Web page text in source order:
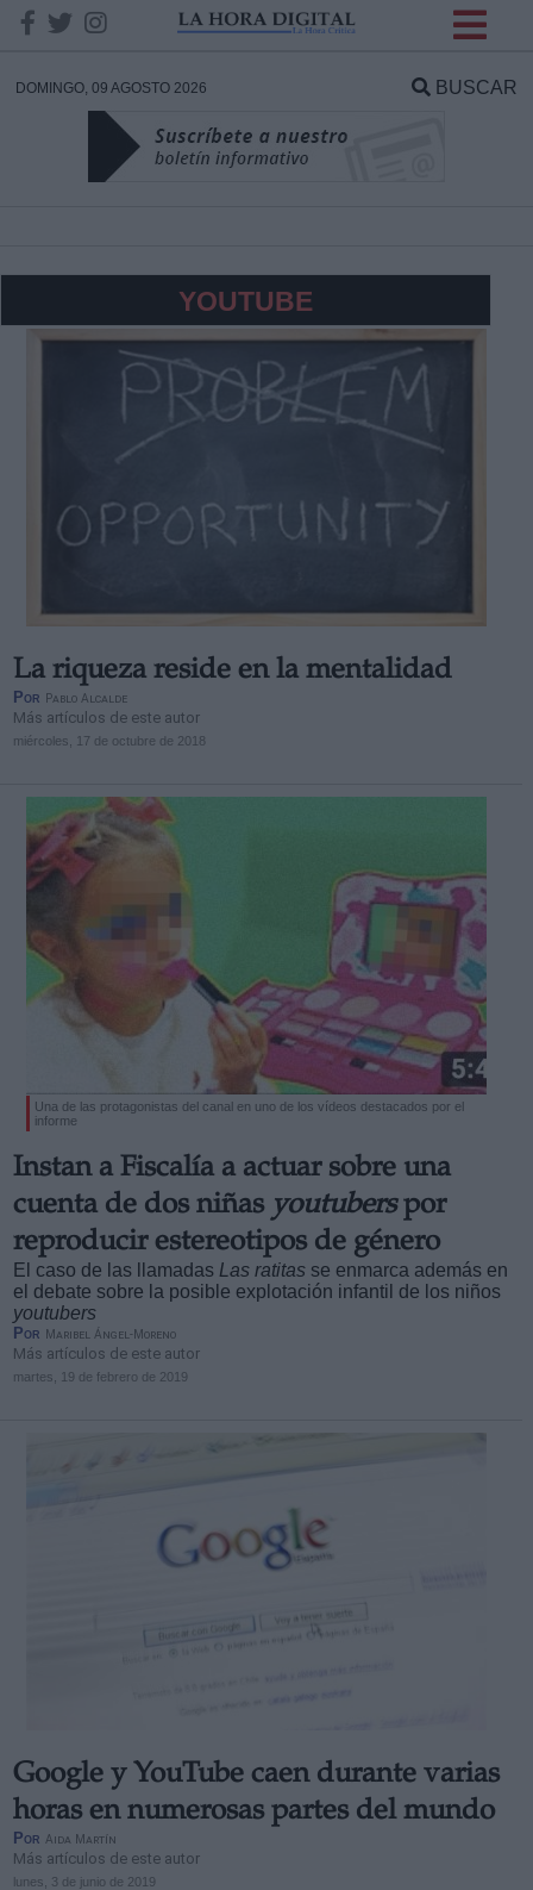
DOMINGO, 09 AGOSTO 2026 BUSCAR
YOUTUBE
La riqueza reside en la mentalidad
Por Pablo Alcalde
Más artículos de este autor
miércoles, 17 de octubre de 2018
Una de las protagonistas del canal en uno de los vídeos destacados por el
informe
Instan a Fiscalía a actuar sobre una
cuenta de dos niñas youtuberspor
reproducir estereotipos de género
El caso de las llamadas Las ratitas se enmarca además en
el debate sobre la posible explotación infantil de los niños
youtubers
Por Maribel Ángel-Moreno
Más artículos de este autor
martes, 19 de febrero de 2019
Google y YouTube caen durante varias
horas en numerosas partes del mundo
Por Aida Martín
Más artículos de este autor
lunes, 3 de junio de 2019
DATOS
Responsable:
Derechos:
link